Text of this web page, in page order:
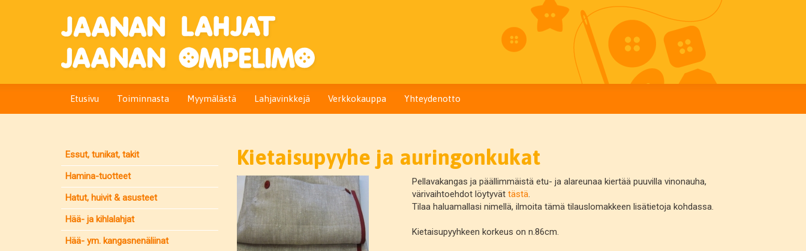
Etusivu Toiminnasta Myymälästä Lahjavinkkejä Verkkokauppa Yhteydenotto
Essut, tunikat, takit
Hamina-tuotteet
Hatut, huivit & asusteet
Hää- ja kihlalahjat
Hää- ym. kangasnenäliinat
Kietaisupyyhe ja auringonkukat
Pellavakangas ja päällimmäistä etu- ja alareunaa kiertää puuvilla vinonauha,
värivaihtoehdot löytyvät tästä.
Tilaa haluamallasi nimellä, ilmoita tämä tilauslomakkeen lisätietoja kohdassa.
Kietaisupyyhkeen korkeus on n.86cm.